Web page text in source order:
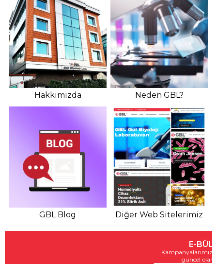
Hakkımızda Neden GBL?
GBL Blog Diğer Web Sitelerimiz
E-
güncel